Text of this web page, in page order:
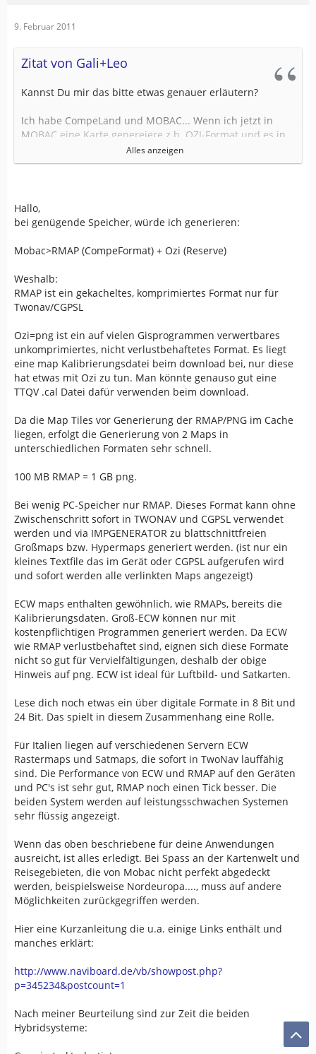
9. Februar 2011
Zitat von Gali+Leo
Kannst Du mir das bitte etwas genauer erläutern?
Ich habe CompeLand und MOBAC... Wenn ich jetzt in
MOBAC eine Karte genereiere z.b. OZI-Format und es in
CompeLand reinlade kann ich die Karte dort z.B. 3D
sehen. bekomme ich jetzt diese Karte ohne weiteres in
Was ist ECW?
Alles anzeigen
Hallo,
bei genügende Speicher, würde ich generieren:
Mobac>RMAP (CompeFormat) + Ozi (Reserve)
Weshalb:
RMAP ist ein gekacheltes, komprimiertes Format nur für
Twonav/CGPSL
Ozi=png ist ein auf vielen Gisprogrammen verwertbares
unkomprimiertes, nicht verlustbehaftetes Format. Es liegt
eine map Kalibrierungsdatei beim download bei, nur diese
hat etwas mit Ozi zu tun. Man könnte genauso gut eine
TTQV .cal Datei dafür verwenden beim download.
Da die Map Tiles vor Generierung der RMAP/PNG im Cache
liegen, erfolgt die Generierung von 2 Maps in
unterschiedlichen Formaten sehr schnell.
100 MB RMAP = 1 GB png.
Bei wenig PC-Speicher nur RMAP. Dieses Format kann ohne
Zwischenschritt sofort in TWONAV und CGPSL verwendet
werden und via IMPGENERATOR zu blattschnittfreien
Großmaps bzw. Hypermaps generiert werden. (ist nur ein
kleines Textfile das im Gerät oder CGPSL aufgerufen wird
und sofort werden alle verlinkten Maps angezeigt)
ECW maps enthalten gewöhnlich, wie RMAPs, bereits die
Kalibrierungsdaten. Groß-ECW können nur mit
kostenpflichtigen Programmen generiert werden. Da ECW
wie RMAP verlustbehaftet sind, eignen sich diese Formate
nicht so gut für Vervielfältigungen, deshalb der obige
Hinweis auf png. ECW ist ideal für Luftbild- und Satkarten.
Lese dich noch etwas ein über digitale Formate in 8 Bit und
24 Bit. Das spielt in diesem Zusammenhang eine Rolle.
Für Italien liegen auf verschiedenen Servern ECW
Rastermaps und Satmaps, die sofort in TwoNav lauffähig
sind. Die Performance von ECW und RMAP auf den Geräten
und PC's ist sehr gut, RMAP noch einen Tick besser. Die
beiden System werden auf leistungsschwachen Systemen
sehr flüssig angezeigt.
Wenn das oben beschriebene für deine Anwendungen
ausreicht, ist alles erledigt. Bei Spass an der Kartenwelt und
Reisegebieten, die von Mobac nicht perfekt abgedeckt
werden, beispielsweise Nordeuropa...., muss auf andere
Möglichkeiten zurückgegriffen werden.
Hier eine Kurzanleitung die u.a. einige Links enthält und
manches erklärt:
http://www.naviboard.de/vb/showpost.php?
p=345234&postcount=1
Nach meiner Beurteilung sind zur Zeit die beiden
Hybridsysteme: